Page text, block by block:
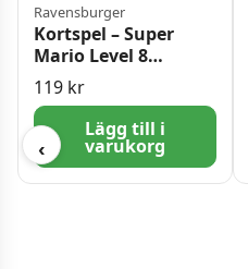
‹
Ravensburger
Kortspel – Super
Mario Level 8
SV/NO/DA/FI
119 kr
Lägg till i
varukorg